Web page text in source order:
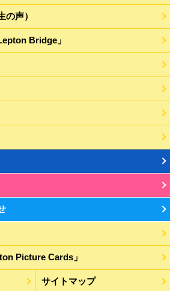
の声）
Bridge」
Picture Cards」
サイトマップ